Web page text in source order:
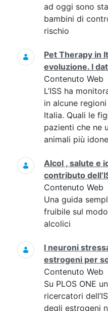
ad oggi sono
bambini di
rischio
Pet Therapy in
evoluzione. I
Contenuto Web
L’ISS ha
in alcune
Italia. Quali le
pazienti che ne
animali più
Alcol , salute e
contributo
Contenuto Web
Una guida
fruibile sul
alcolici
I neuroni
estrogeni per
Contenuto Web
Su PLOS ONE
ricercatori
degli estrogeni